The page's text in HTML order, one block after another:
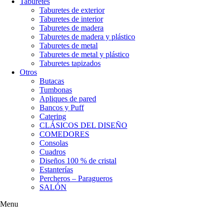
Taburetes de exterior
Taburetes de interior
Taburetes de madera
Taburetes de madera y plástico
Taburetes de metal
Taburetes de metal y plástico
Taburetes tapizados
Otros
Butacas
Tumbonas
Apliques de pared
Bancos y Puff
Catering
CLÁSICOS DEL DISEÑO
COMEDORES
Consolas
Cuadros
Diseños 100 % de cristal
Estanterías
Percheros – Paragueros
SALÓN
Menu